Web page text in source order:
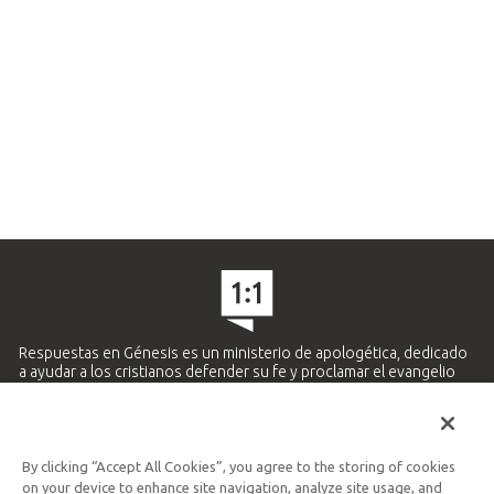
Respuestas en Génesis es un ministerio de apologética, dedicado
a ayudar a los cristianos defender su fe y proclamar el evangelio
Ministerio Hispano y Latinoamericano
By clicking “Accept All Cookies”, you agree to the storing of cookies
on your device to enhance site navigation, analyze site usage, and